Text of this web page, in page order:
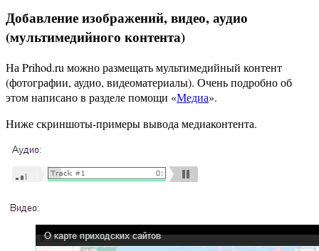
Добавление изображений, видео, аудио
(мультимедийного контента)
На Prihod.ru можно размещать мультимедийный контент
(фотографии, аудио, видеоматериалы). Очень подробно об
этом написано в разделе помощи «Медиа».
Ниже скриншоты-примеры вывода медиаконтента.